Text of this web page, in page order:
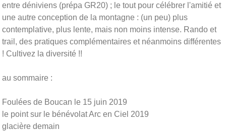
entre déniviens (prépa GR20) ; le tout pour célébrer l'amitié et
une autre conception de la montagne : (un peu) plus
contemplative, plus lente, mais non moins intense. Rando et
trail, des pratiques complémentaires et néanmoins différentes
! Cultivez la diversité !!
au sommaire :
Foulées de Boucan le 15 juin 2019
le point sur le bénévolat Arc en Ciel 2019
glacière demain